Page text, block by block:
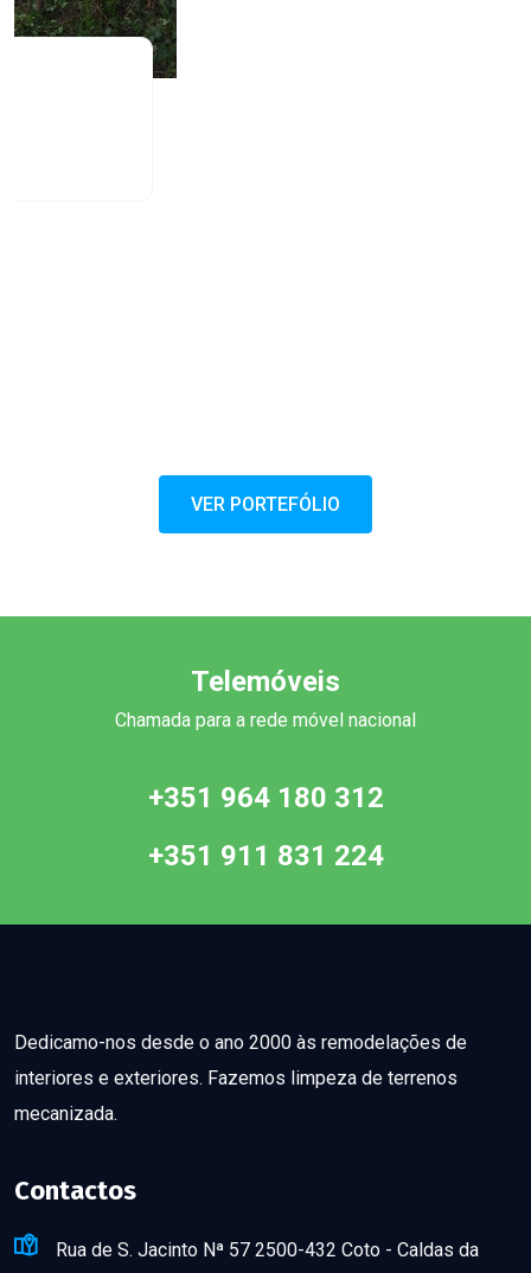
VER PORTEFÓLIO
Telemóveis
Chamada para a rede móvel nacional
+351 964 180 312
+351 911 831 224
Dedicamo-nos desde o ano 2000 às remodelações de
interiores e exteriores. Fazemos limpeza de terrenos
mecanizada.
Contactos
Rua de S. Jacinto Nª 57 2500-432 Coto - Caldas da